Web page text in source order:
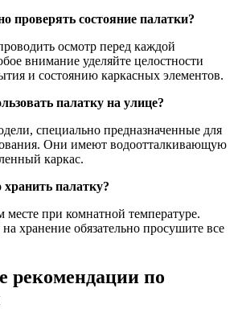
проверять состояние палатки?
осмотр перед каждой
внимание уделяйте целостности
и состоянию каркасных элементов.
палатку на улице?
специально предназначенные для
Они имеют водоотталкивающую
каркас.
палатку?
месте при комнатной температуре.
хранение обязательно просушите все
рекомендации по